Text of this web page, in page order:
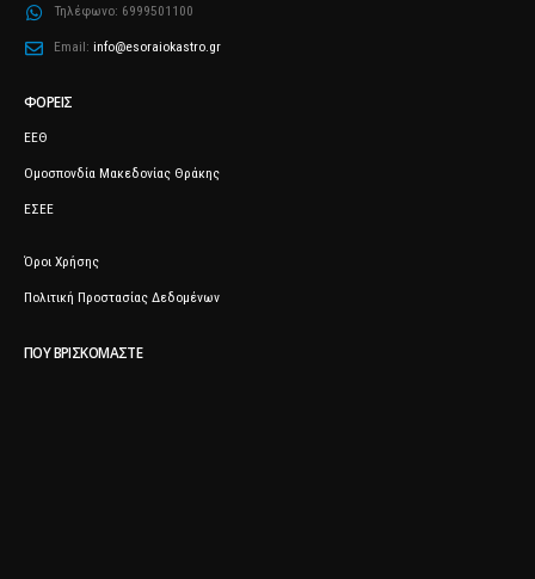
Τηλέφωνο: 6999501100
Email: info@esoraiokastro.gr
ΦΟΡΕΊΣ
ΕΕΘ
Ομοσπονδία Μακεδονίας Θράκης
ΕΣΕΕ
Όροι Χρήσης
Πολιτική Προστασίας Δεδομένων
ΠΟΥ ΒΡΙΣΚΌΜΑΣΤΕ